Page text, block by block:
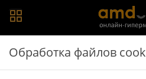
Главная > Каталог товаров
Обработка файлов